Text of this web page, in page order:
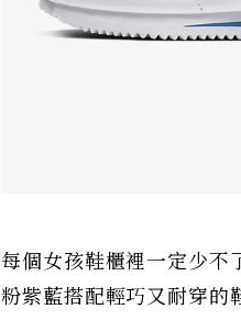
每個女孩鞋櫃裡一定少不
粉紫藍搭配輕巧又耐穿的